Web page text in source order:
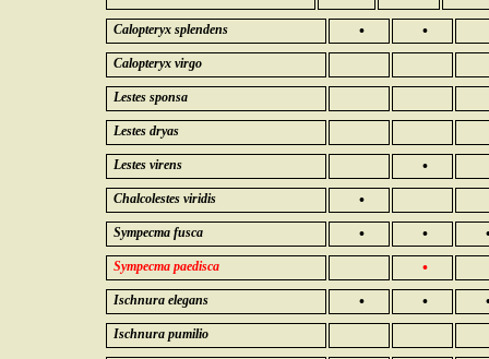
Calopteryx splendens • •
Calopteryx virgo
Lestes sponsa
Lestes dryas
Lestes virens •
Chalcolestes viridis •
Sympecma fusca • •
Sympecma paedisca •
Ischnura elegans • •
Ischnura pumilio